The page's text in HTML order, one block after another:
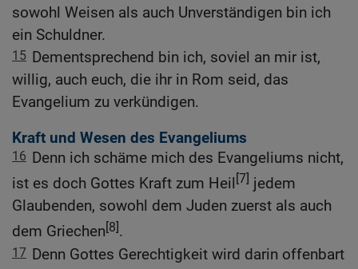
sowohl Weisen als auch Unverständigen bin ich
ein Schuldner.
15 Dementsprechend bin ich, soviel an mir ist,
willig, auch euch, die ihr in Rom seid, das
Evangelium zu verkündigen.
Kraft und Wesen des Evangeliums
16 Denn ich schäme mich des Evangeliums nicht,
ist es doch Gottes Kraft zum Heil [7] jedem
Glaubenden, sowohl dem Juden zuerst als auch
dem Griechen[8].
17 Denn Gottes Gerechtigkeit wird darin offenbart